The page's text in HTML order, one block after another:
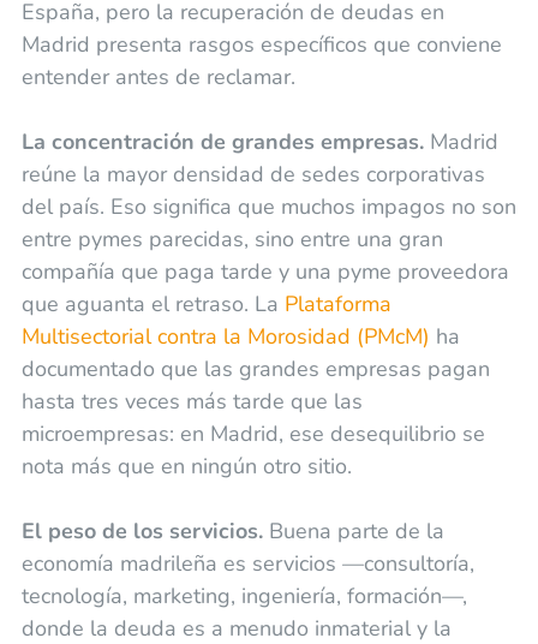
España, pero la recuperación de deudas en
Madrid presenta rasgos específicos que conviene
entender antes de reclamar.
La concentración de grandes empresas.Madrid
reúne la mayor densidad de sedes corporativas
del país. Eso significa que muchos impagos no son
entre pymes parecidas, sino entre una gran
compañía que paga tarde y una pyme proveedora
que aguanta el retraso. La Plataforma
Multisectorial contra la Morosidad (PMcM) ha
documentado que las grandes empresas pagan
hasta tres veces más tarde que las
microempresas: en Madrid, ese desequilibrio se
nota más que en ningún otro sitio.
El peso de los servicios.Buena parte de la
economía madrileña es servicios —consultoría,
tecnología, marketing, ingeniería, formación—,
donde la deuda es a menudo inmaterial y la